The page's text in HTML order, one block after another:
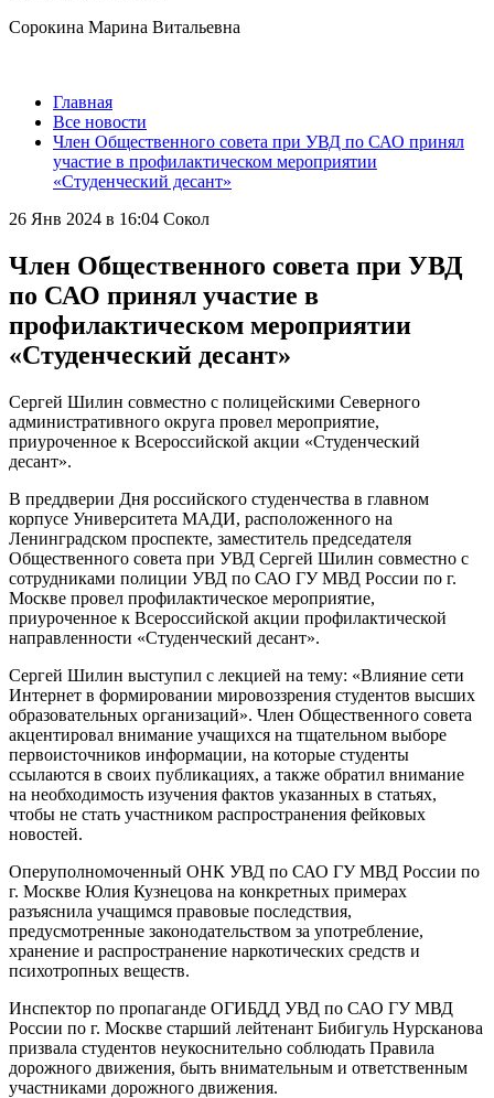
Сорокина Марина Витальевна
Главная
Все новости
Член Общественного совета при УВД по САО принял
участие в профилактическом мероприятии
«Студенческий десант»
26 Янв 2024 в 16:04 Сокол
Член Общественного совета при УВД
по САО принял участие в
профилактическом мероприятии
«Студенческий десант»
Сергей Шилин совместно с полицейскими Северного
административного округа провел мероприятие,
приуроченное к Всероссийской акции «Студенческий
десант».
В преддверии Дня российского студенчества в главном
корпусе Университета МАДИ, расположенного на
Ленинградском проспекте, заместитель председателя
Общественного совета при УВД Сергей Шилин совместно с
сотрудниками полиции УВД по САО ГУ МВД России по г.
Москве провел профилактическое мероприятие,
приуроченное к Всероссийской акции профилактической
направленности «Студенческий десант».
Сергей Шилин выступил с лекцией на тему: «Влияние сети
Интернет в формировании мировоззрения студентов высших
образовательных организаций». Член Общественного совета
акцентировал внимание учащихся на тщательном выборе
первоисточников информации, на которые студенты
ссылаются в своих публикациях, а также обратил внимание
на необходимость изучения фактов указанных в статьях,
чтобы не стать участником распространения фейковых
новостей.
Оперуполномоченный ОНК УВД по САО ГУ МВД России по
г. Москве Юлия Кузнецова на конкретных примерах
разъяснила учащимся правовые последствия,
предусмотренные законодательством за употребление,
хранение и распространение наркотических средств и
психотропных веществ.
Инспектор по пропаганде ОГИБДД УВД по САО ГУ МВД
России по г. Москве старший лейтенант Бибигуль Нурсканова
призвала студентов неукоснительно соблюдать Правила
дорожного движения, быть внимательным и ответственным
участниками дорожного движения.